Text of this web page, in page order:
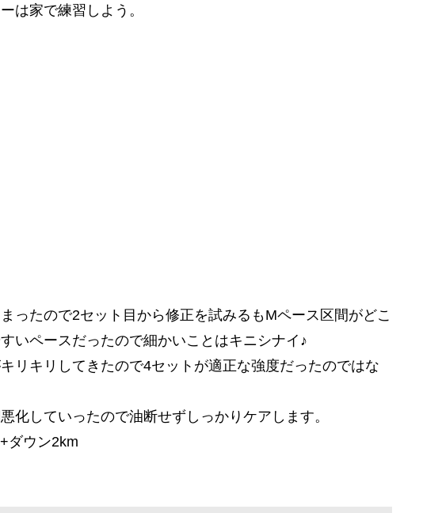
は家で練習しよう。
ったので2セット目から修正を試みるもMペース区間がどこ
いペースだったので細かいことはキニシナイ♪
リキリしてきたので4セットが適正な強度だったのではな
化していったので油断せずしっかりケアします。
ダウン2km